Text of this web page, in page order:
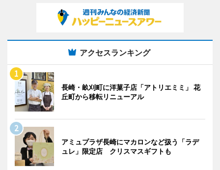
アクセスランキング
長崎・畝刈町に洋菓子店「アトリエミミ」 花
丘町から移転リニューアル
アミュプラザ長崎にマカロンなど扱う「ラデ
ュレ」限定店 クリスマスギフトも